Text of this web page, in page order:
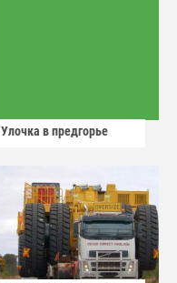
Улочка в предгорье